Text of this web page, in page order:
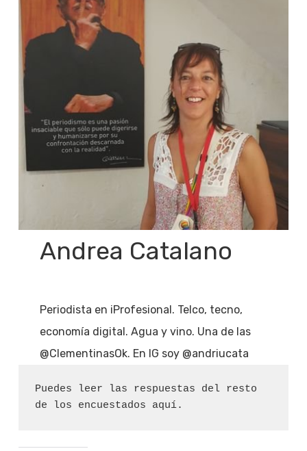
Andrea Catalano
Periodista en iProfesional. Telco, tecno,
economía digital. Agua y vino. Una de las
@ClementinasOk. En IG soy @andriucata
Puedes leer las respuestas del resto
de los encuestados aquí.